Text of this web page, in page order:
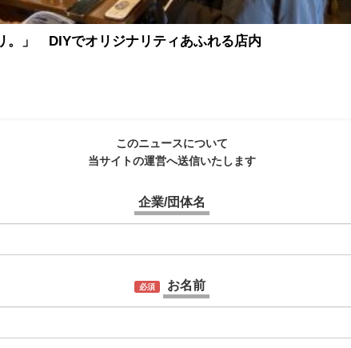
。」 DIYでオリジナリティあふれる店内
このニュースについて
当サイトの運営へ送信いたします
企業/団体名
必須 お名前